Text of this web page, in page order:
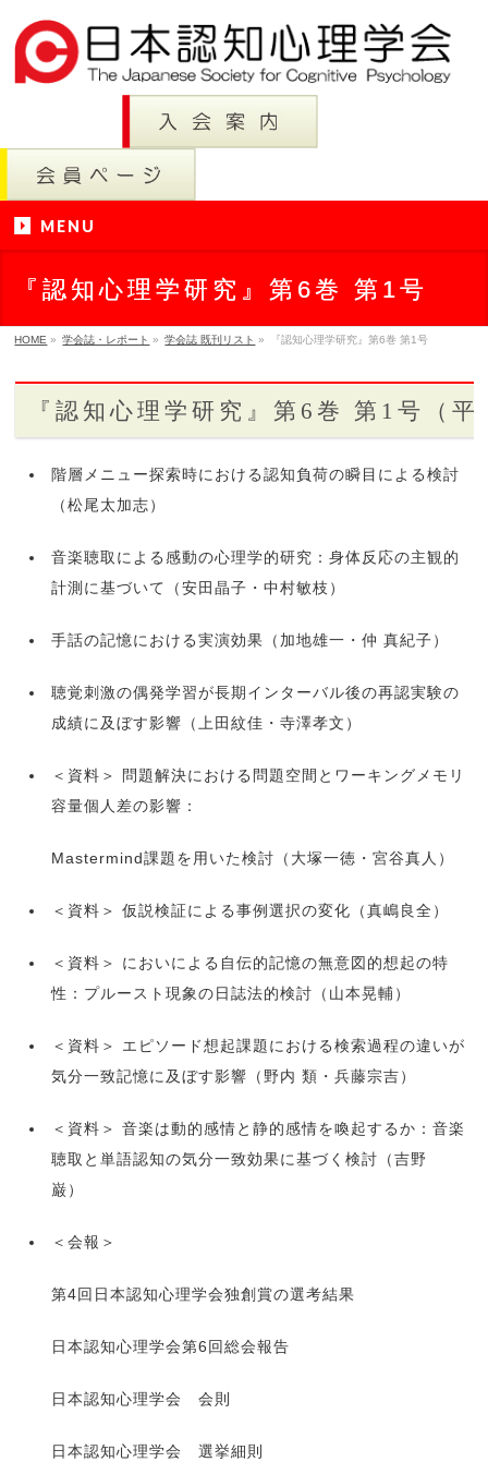
MENU
『認知心理学研究』第6巻 第1号
HOME » 学会誌・レポート » 学会誌 既刊リスト » 『認知心理学研究』第6巻 第1号
『認知心理学研究』第6巻 第1号（
階層メニュー探索時における認知負荷の瞬目による検討
（松尾太加志）
音楽聴取による感動の心理学的研究：身体反応の主観的
計測に基づいて（安田晶子・中村敏枝）
手話の記憶における実演効果（加地雄一・仲 真紀子）
聴覚刺激の偶発学習が長期インターバル後の再認実験の
成績に及ぼす影響（上田紋佳・寺澤孝文）
＜資料＞ 問題解決における問題空間とワーキングメモリ
容量個人差の影響：
Mastermind課題を用いた検討（大塚一徳・宮谷真人）
＜資料＞ 仮説検証による事例選択の変化（真嶋良全）
＜資料＞ においによる自伝的記憶の無意図的想起の特
性：プルースト現象の日誌法的検討（山本晃輔）
＜資料＞ エピソード想起課題における検索過程の違いが
気分一致記憶に及ぼす影響（野内 類・兵藤宗吉）
＜資料＞ 音楽は動的感情と静的感情を喚起するか：音楽
聴取と単語認知の気分一致効果に基づく検討（吉野
巌）
＜会報＞
第4回日本認知心理学会独創賞の選考結果
日本認知心理学会第6回総会報告
日本認知心理学会 会則
日本認知心理学会 選挙細則